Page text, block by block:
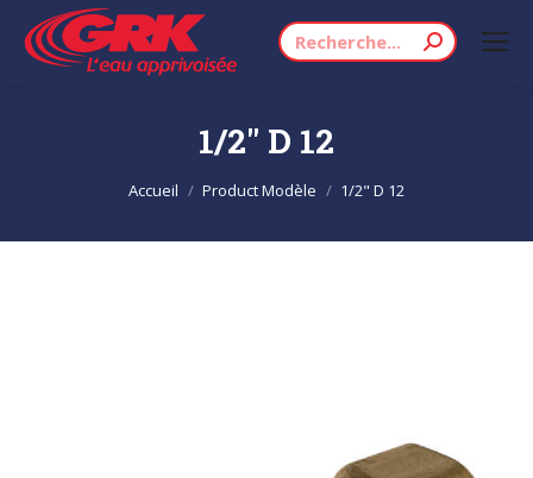
Recherche
1/2" D 12
Vous êtes ici :
Accueil Product Modèle 1/2" D 12